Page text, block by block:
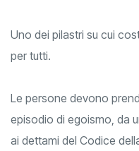
Uno dei pilastri su cui
per tutti.
Le persone devono
episodio di egoismo, da
ai dettami del Codice